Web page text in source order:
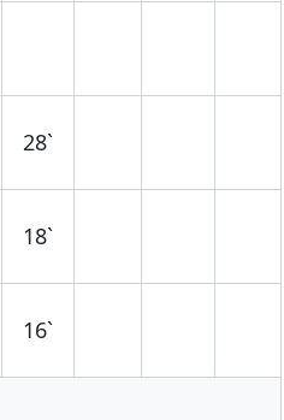
28`
18`
16`